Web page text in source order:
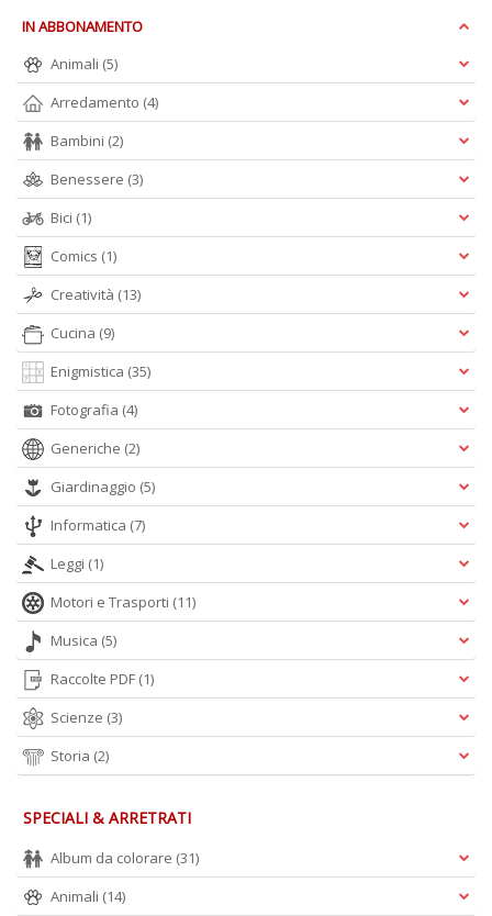
IN ABBONAMENTO
Animali (5)
Arredamento (4)
Bambini (2)
Benessere (3)
Bici (1)
Comics (1)
Creatività (13)
Cucina (9)
Enigmistica (35)
Fotografia (4)
Generiche (2)
Giardinaggio (5)
Informatica (7)
Leggi (1)
Motori e Trasporti (11)
Musica (5)
Raccolte PDF (1)
Scienze (3)
Storia (2)
SPECIALI & ARRETRATI
Album da colorare (31)
Animali (14)